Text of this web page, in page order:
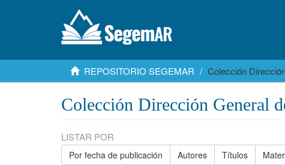
REPOSITORIO SEGEMAR Colección
Colección Dirección General
LISTAR POR
Por fecha de publicación Autores Títulos